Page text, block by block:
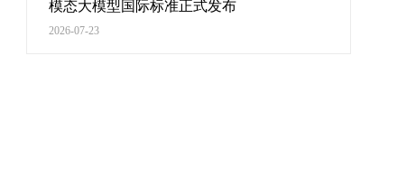
模态大模型国际标准正式发布
2026-07-23